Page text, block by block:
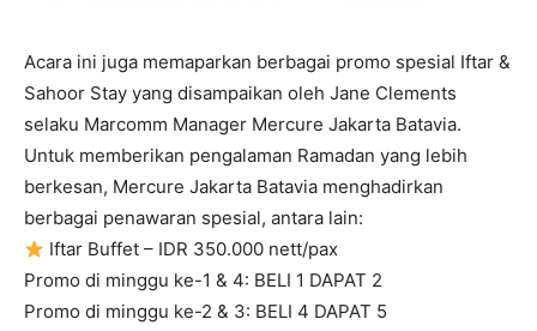
Acara ini juga memaparkan berbagai promo spesial Iftar &
Sahoor Stay yang disampaikan oleh Jane Clements
selaku Marcomm Manager Mercure Jakarta Batavia.
Untuk memberikan pengalaman Ramadan yang lebih
berkesan, Mercure Jakarta Batavia menghadirkan
berbagai penawaran spesial, antara lain:
Iftar Buffet – IDR 350.000 nett/pax
Promo di minggu ke-1 & 4: BELI 1 DAPAT 2
Promo di minggu ke-2 & 3: BELI 4 DAPAT 5